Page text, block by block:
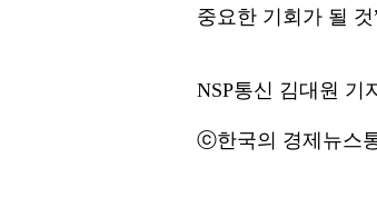
중요한 기회가 될
NSP통신 김대원 기
ⓒ한국의 경제뉴스